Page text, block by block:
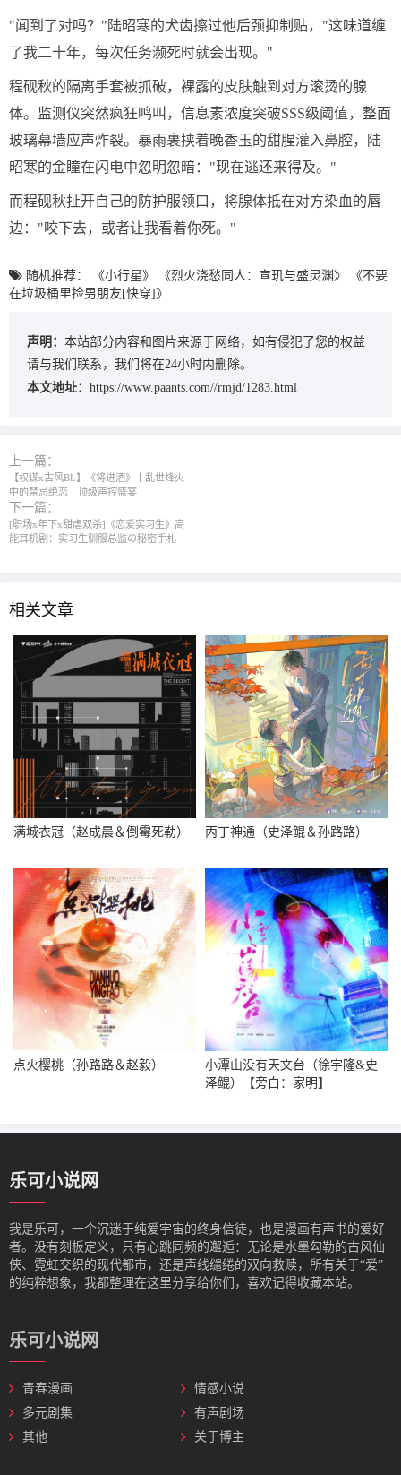
"闻到了对吗？"陆昭寒的犬齿擦过他后颈抑制贴，"这味道缠
了我二十年，每次任务濒死时就会出现。"
程砚秋的隔离手套被抓破，裸露的皮肤触到对方滚烫的腺
体。监测仪突然疯狂鸣叫，信息素浓度突破SSS级阈值，整面
玻璃幕墙应声炸裂。暴雨裹挟着晚香玉的甜腥灌入鼻腔，陆
昭寒的金瞳在闪电中忽明忽暗："现在逃还来得及。"
而程砚秋扯开自己的防护服领口，将腺体抵在对方染血的唇
边："咬下去，或者让我看着你死。"
随机推荐： 《小行星》 《烈火浇愁同人：宣玑与盛灵渊》
《不要
在垃圾桶里捡男朋友[快穿]》
声明： 本站部分内容和图片来源于网络，如有侵犯了您的权益
请与我们联系，我们将在24小时内删除。
本文地址： https://www.paants.com//rmjd/1283.html
上一篇：
【权谋x古风BL】《将进酒》丨乱世烽火
中的禁忌绝恋丨顶级声控盛宴
下一篇：
[职场x年下x甜虐双杀]《恋爱实习生》高
能耳机剧：实习生驯服总监の秘密手札
相关文章
满城衣冠（赵成晨＆倒霉死勒） 丙丁神通（史泽鲲＆孙路路）
点火樱桃（孙路路＆赵毅）
小潭山没有天文台（徐宇隆&史
泽鲲）【旁白：家明】
乐可小说网
我是‌乐可，一个沉迷于纯爱宇宙的终身信徒，也是漫画有声书的爱好
者。没有刻板定义，只有心跳同频的邂逅：无论是水墨勾勒的古风仙
侠、霓虹交织的现代都市，还是声线缱绻的双向救赎，所有关于“爱”
的纯粹想象，我都整理在这里分享给你们，喜欢记得收藏本站。
乐可小说网
青春漫画
情感小说
多元剧集
有声剧场
其他
关于博主